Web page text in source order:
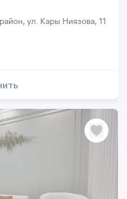
ул. Кары Ниязова, 11